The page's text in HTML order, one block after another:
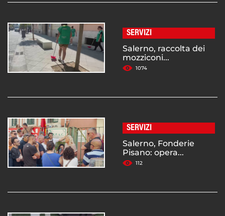
SERVIZI
Salerno, raccolta dei
mozziconi...
1074
SERVIZI
Salerno, Fonderie
Pisano: opera...
112